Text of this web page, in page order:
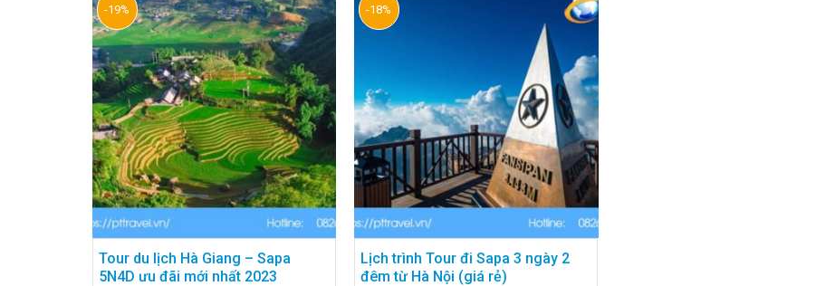
-19%
Tour du lịch Hà Giang – Sapa
5N4D ưu đãi mới nhất 2023
-18%
Lịch trình Tour đi Sapa 3 ngày 2
đêm từ Hà Nội (giá rẻ)